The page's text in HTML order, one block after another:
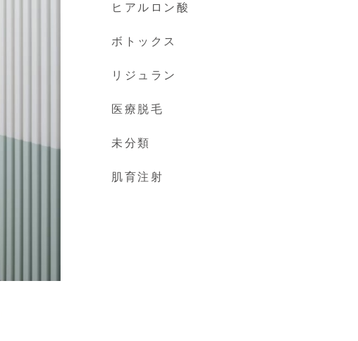
ヒアルロン酸
ボトックス
リジュラン
医療脱毛
未分類
肌育注射